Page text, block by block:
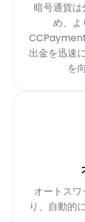
暗号通貨
め、よ
出金を迅速
を
オートス
り、自動的